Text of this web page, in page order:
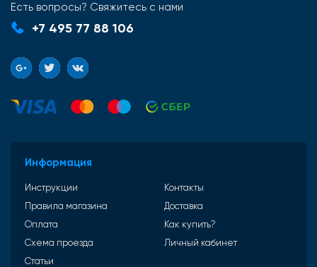
Есть вопросы? Свяжитесь с нами
+7 495 77 88 106
Информация
Инструкции
Контакты
Правила магазина
Доставка
Оплата
Как купить?
Схема проезда
Личный кабинет
Статьи